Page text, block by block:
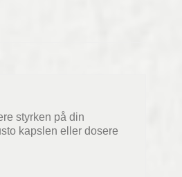
styrken på din
kapslen eller dosere